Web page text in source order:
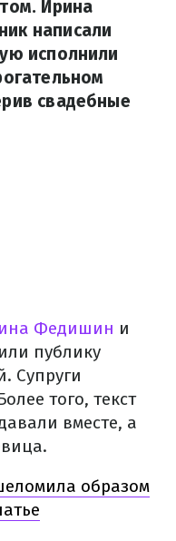
Ирина
написали
исполнили
свадебные
Федишин и
публику
Супруги
того, текст
вместе, а
образом